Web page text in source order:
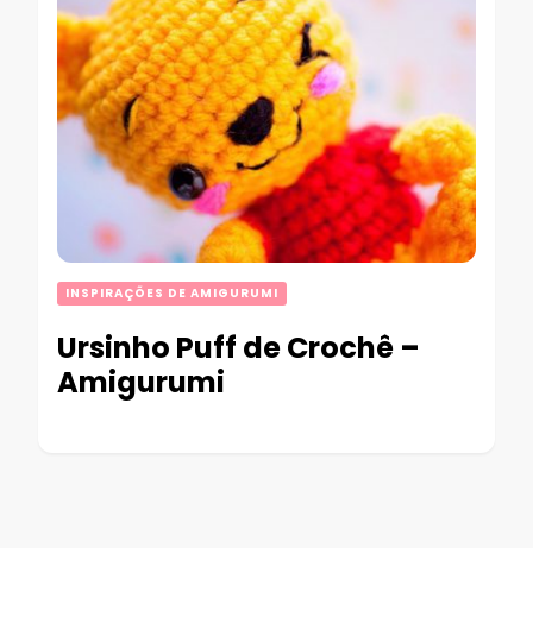
INSPIRAÇÕES DE AMIGURUMI
Ursinho Puff de Crochê –
Amigurumi